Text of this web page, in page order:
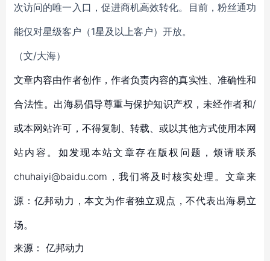
次访问的唯一入口，促进商机高效转化。目前，粉丝通功
能仅对星级客户（1星及以上客户）开放。
（文/大海）
文章内容由作者创作，作者负责内容的真实性、准确性和
合法性。出海易倡导尊重与保护知识产权，未经作者和/
或本网站许可，不得复制、转载、或以其他方式使用本网
站内容。如发现本站文章存在版权问题，烦请联系
chuhaiyi@baidu.com，我们将及时核实处理。文章来
源：亿邦动力，本文为作者独立观点，不代表出海易立
场。
来源： 亿邦动力